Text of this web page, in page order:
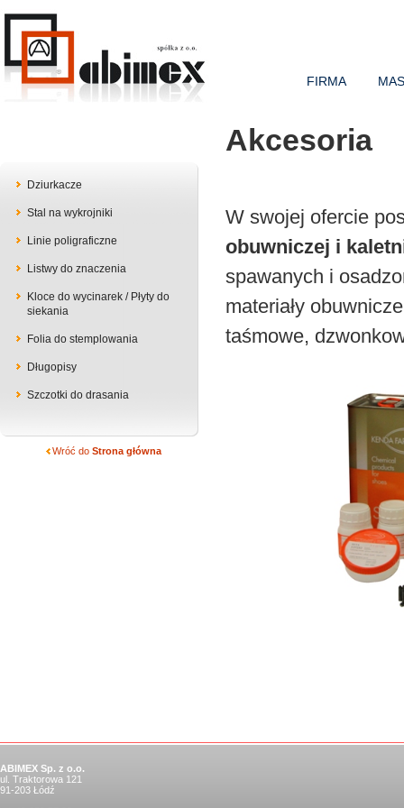
FIRMA
Dziurkacze
Stal na wykrojniki
Linie poligraficzne
Listwy do znaczenia
Kloce do wycinarek / Płyty do
siekania
Folia do stemplowania
Długopisy
Szczotki do drasania
Wróć doStrona główna
Akcesoria
W swojej ofercie
obuwniczej i
spawanych i
materiały
taśmowe,
ABIMEX Sp. z o.o.
ul. Traktorowa 121
91-203 Łódź